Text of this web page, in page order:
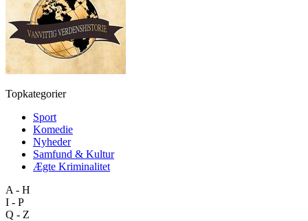
Topkategorier
Sport
Komedie
Nyheder
Samfund & Kultur
Ægte Kriminalitet
A - H
I - P
Q - Z